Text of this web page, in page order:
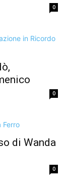
0
0
di Wanda
0